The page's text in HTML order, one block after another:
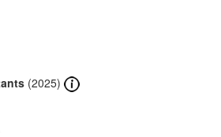
(2025)